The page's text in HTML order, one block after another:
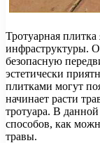
Тротуарная плитка
инфраструктуры.
безопасную
эстетически
плитками могут
начинает расти
тротуара. В
способов, как
травы.